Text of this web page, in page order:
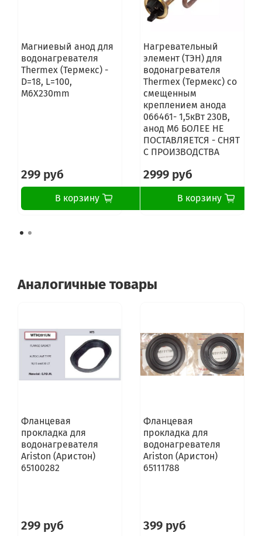
Магниевый анод для
водонагревателя
Thermex (Термекс) -
D=18, L=100,
M6X230mm
299 руб
В корзину
Нагревательный
элемент (ТЭН) для
водонагревателя
Thermex (Термекс) со
смещенным
креплением анода
066461- 1,5кВт 230В,
анод M6 БОЛЕЕ НЕ
ПОСТАВЛЯЕТСЯ - СНЯТ
С ПРОИЗВОДСТВА
2999 руб
В корзину
Аналогичные товары
Фланцевая
прокладка для
водонагревателя
Ariston (Аристон)
65100282
299 руб
Фланцевая
прокладка для
водонагревателя
Ariston (Аристон)
65111788
399 руб